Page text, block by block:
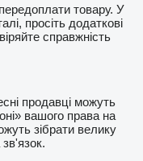
товару. У
просіть додаткові
справжність
продавці можуть
вашого права на
зібрати велику